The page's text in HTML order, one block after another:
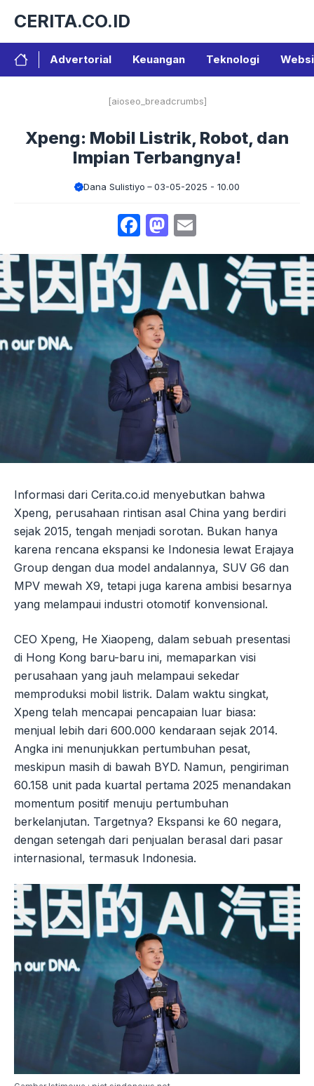
isi
CERITA.CO.ID
Advertorial Keuangan Teknologi
[aioseo_breadcrumbs]
Xpeng: Mobil Listrik, Robot, dan
Impian Terbangnya!
Dana Sulistiyo 03-05-2025 - 10.00
Facebook
Mastodon
Informasi dari Cerita.co.id menyebutkan bahwa
Xpeng, perusahaan rintisan asal China yang berdiri
sejak 2015, tengah menjadi sorotan. Bukan hanya
karena rencana ekspansi ke Indonesia lewat Erajaya
Group dengan dua model andalannya, SUV G6 dan
MPV mewah X9, tetapi juga karena ambisi besarnya
yang melampaui industri otomotif konvensional.
CEO Xpeng, He Xiaopeng, dalam sebuah presentasi
di Hong Kong baru-baru ini, memaparkan visi
perusahaan yang jauh melampaui sekedar
memproduksi mobil listrik. Dalam waktu singkat,
Xpeng telah mencapai pencapaian luar biasa:
menjual lebih dari 600.000 kendaraan sejak 2014.
Angka ini menunjukkan pertumbuhan pesat,
meskipun masih di bawah BYD. Namun, pengiriman
60.158 unit pada kuartal pertama 2025 menandakan
momentum positif menuju pertumbuhan
berkelanjutan. Targetnya? Ekspansi ke 60 negara,
dengan setengah dari penjualan berasal dari pasar
internasional, termasuk Indonesia.